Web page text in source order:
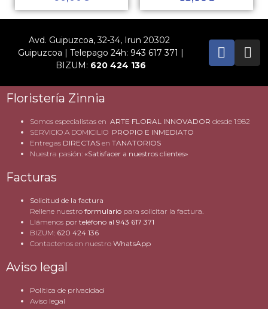
Avd. Guipuzcoa, 32-34, Irun 20302
Guipuzcoa | Telepago 24h: 943 617 371 |
BIZUM: 620 424 136
Floristería Zinnia
Somos especialistas en ARTE FLORAL INNOVADOR desde 1.982
SERVICIO A DOMICILIO PROPIO E INMEDIATO
Entregas DIRECTAS en TANATORIOS
Nuestra pasión: «Satisfacer a nuestros clientes»
Facturas
Solicitud de la factura
Rellene nuestro formulario para solicitar la factura.
Llámenos por teléfono al 943 617 371
BIZUM: 620 424 136
Contactenos en nuestro WhatsApp
Aviso legal
Politica de privacidad
Aviso legal